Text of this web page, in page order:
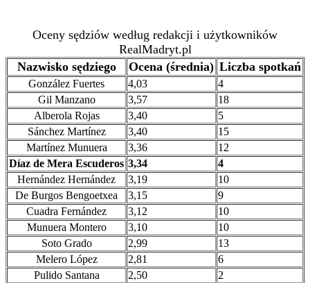
Oceny sędziów według redakcji i użytkowników
RealMadryt.pl
Nazwisko sędziego
Ocena (średnia) Liczba spotkań
González Fuertes 4,03
4
Gil Manzano
3,57
18
Alberola Rojas
3,40
5
Sánchez Martínez
3,40
15
Martínez Munuera
3,36
12
Díaz de Mera Escuderos 3,34
4
Hernández Hernández
3,19
10
De Burgos Bengoetxea
3,15
9
Cuadra Fernández
3,12
10
Munuera Montero
3,10
10
Soto Grado
2,99
13
Melero López
2,81
6
Pulido Santana
2,50
2